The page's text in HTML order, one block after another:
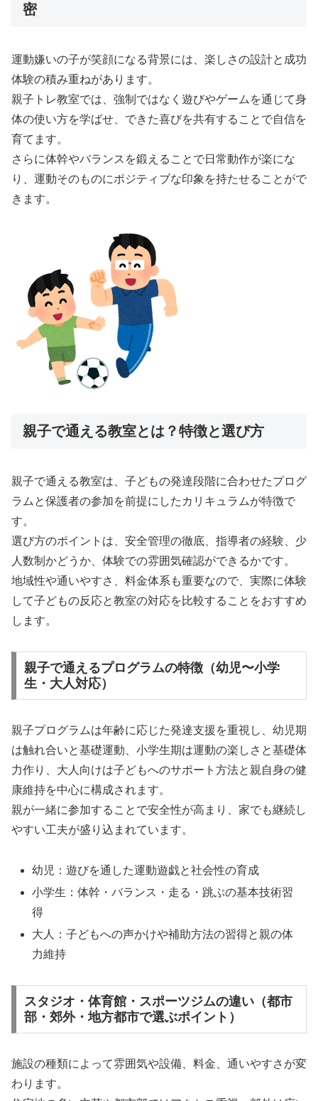
密
運動嫌いの子が笑顔になる背景には、楽しさの設計と成功
体験の積み重ねがあります。
親子トレ教室では、強制ではなく遊びやゲームを通じて身
体の使い方を学ばせ、できた喜びを共有することで自信を
育てます。
さらに体幹やバランスを鍛えることで日常動作が楽にな
り、運動そのものにポジティブな印象を持たせることがで
きます。
親子で通える教室とは？特徴と選び方
親子で通える教室は、子どもの発達段階に合わせたプログ
ラムと保護者の参加を前提にしたカリキュラムが特徴で
す。
選び方のポイントは、安全管理の徹底、指導者の経験、少
人数制かどうか、体験での雰囲気確認ができるかです。
地域性や通いやすさ、料金体系も重要なので、実際に体験
して子どもの反応と教室の対応を比較することをおすすめ
します。
親子で通えるプログラムの特徴（幼児〜小学
生・大人対応）
親子プログラムは年齢に応じた発達支援を重視し、幼児期
は触れ合いと基礎運動、小学生期は運動の楽しさと基礎体
力作り、大人向けは子どもへのサポート方法と親自身の健
康維持を中心に構成されます。
親が一緒に参加することで安全性が高まり、家でも継続し
やすい工夫が盛り込まれています。
幼児：遊びを通した運動遊戯と社会性の育成
小学生：体幹・バランス・走る・跳ぶの基本技術習
得
大人：子どもへの声かけや補助方法の習得と親の体
力維持
スタジオ・体育館・スポーツジムの違い（都市
部・郊外・地方都市で選ぶポイント）
施設の種類によって雰囲気や設備、料金、通いやすさが変
わります。